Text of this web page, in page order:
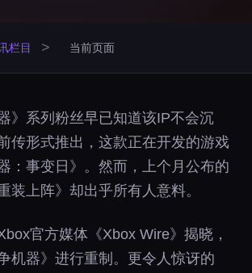
栏目 > 当前页面
》系列粉丝早已知道该IP不会沉
传形式推出，这款正在开发的游戏
：事变日》。然而，上个月公布的
装上阵》却出乎所有人意料。
官方媒体《Xbox Wire》揭晓，
机器》进行重制。更令人惊讶的